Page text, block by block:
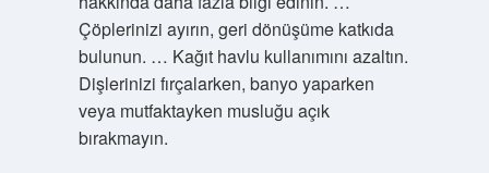
Çöplerinizi ayırın, geri dönüşüme katkıda
bulunun. … Kağıt havlu kullanımını azaltın.
Dişlerinizi fırçalarken, banyo yaparken
veya mutfaktayken musluğu açık
bırakmayın.